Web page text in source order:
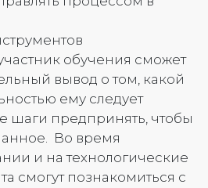
обучения сможет
вывод о том, какой
ему следует
шаги предпринять, чтобы
Во время
и на технологические
смогут познакомиться с